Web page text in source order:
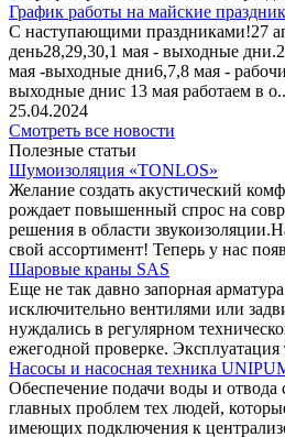
График работы на майские
С наступающими праздниками!27
день28,29,30,1 мая - выходные
мая -выходные дни6,7,8 мая -
выходные днис 13 мая работаем в о..
25.04.2024
Смотреть все новости
Полезные статьи
Шумоизоляция «TONLOS»
Желание создать акустический
рождает повышенный спрос на
решения в области
свой ассортимент! Теперь у нас
Шаровые краны SAS
Еще не так давно запорная
исключительно вентилями или
нуждались в регулярном
ежегодной проверке.
Насосы и насосная техника
Обеспечение подачи воды и отвода
главных проблем тех людей,
имеющих подключения к